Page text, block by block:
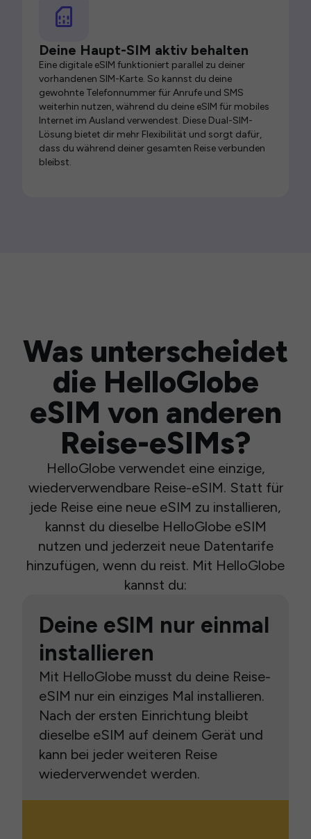
Deine Haupt-SIM aktiv behalten
Eine digitale eSIM funktioniert parallel zu deiner
vorhandenen SIM-Karte. So kannst du deine
gewohnte Telefonnummer für Anrufe und SMS
weiterhin nutzen, während du deine eSIM für mobiles
Internet im Ausland verwendest. Diese Dual-SIM-
Lösung bietet dir mehr Flexibilität und sorgt dafür,
dass du während deiner gesamten Reise verbunden
bleibst.
Was unterscheidet
die HelloGlobe
eSIM von anderen
Reise-eSIMs?
HelloGlobe verwendet eine einzige,
wiederverwendbare Reise-eSIM. Statt für
jede Reise eine neue eSIM zu installieren,
kannst du dieselbe HelloGlobe eSIM
nutzen und jederzeit neue Datentarife
hinzufügen, wenn du reist. Mit HelloGlobe
kannst du:
Deine eSIM nur einmal
installieren
Mit HelloGlobe musst du deine Reise-
eSIM nur ein einziges Mal installieren.
Nach der ersten Einrichtung bleibt
dieselbe eSIM auf deinem Gerät und
kann bei jeder weiteren Reise
wiederverwendet werden.